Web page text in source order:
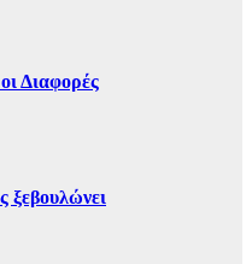
Διαφορές